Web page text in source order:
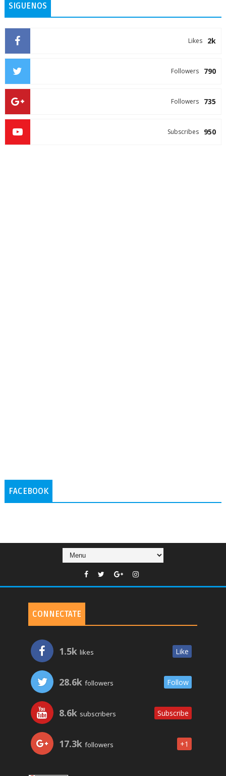
SIGUENOS
2k
Likes
790
Followers
735
Followers
950
Subscribes
FACEBOOK
CONNECTATE
1.5k likes Like
28.6k followers Follow
8.6k subscribers Subscribe
17.3k followers +1